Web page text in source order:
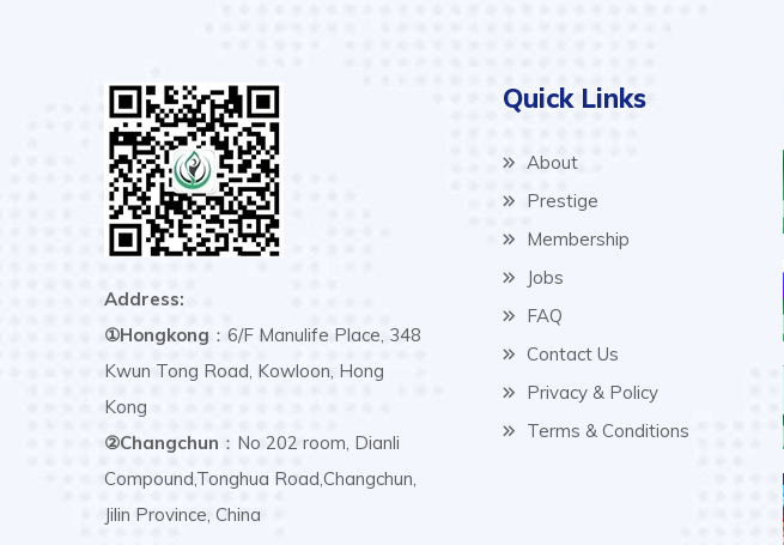
Address:
①Hongkong ：6/F Manulife Place, 348
Kwun Tong Road, Kowloon, Hong
Kong
②Changchun ：No 202 room, Dianli
Compound,Tonghua Road,Changchun,
Jilin Province, China
Quick Links
About
Prestige
Membership
Jobs
FAQ
Contact Us
Privacy & Policy
Terms & Conditions